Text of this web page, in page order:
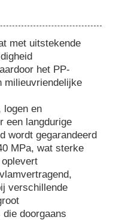
met uitstekende
het PP-
milieuvriendelijke
logen en
een langdurige
wordt gegarandeerd
MPa, wat sterke
verschillende
doorgaans